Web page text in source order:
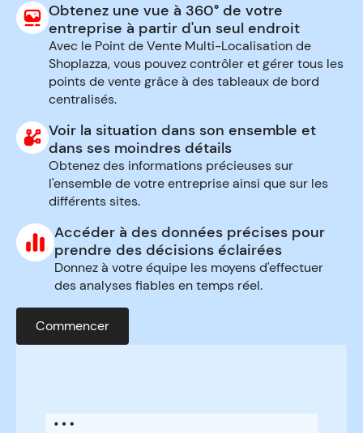
Obtenez une vue à 360° de votre
entreprise à partir d'un seul endroit
Avec le Point de Vente Multi-Localisation de
Shoplazza, vous pouvez contrôler et gérer tous les
points de vente grâce à des tableaux de bord
centralisés.
Voir la situation dans son ensemble et
dans ses moindres détails
Obtenez des informations précieuses sur
l'ensemble de votre entreprise ainsi que sur les
différents sites.
Accéder à des données précises pour
prendre des décisions éclairées
Donnez à votre équipe les moyens d'effectuer
des analyses fiables en temps réel.
Commencer